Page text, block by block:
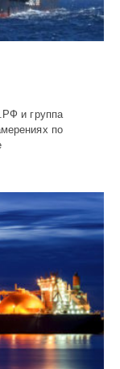
и группа
по